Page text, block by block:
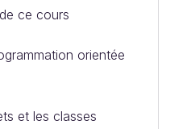
ce cours
orientée
et les classes